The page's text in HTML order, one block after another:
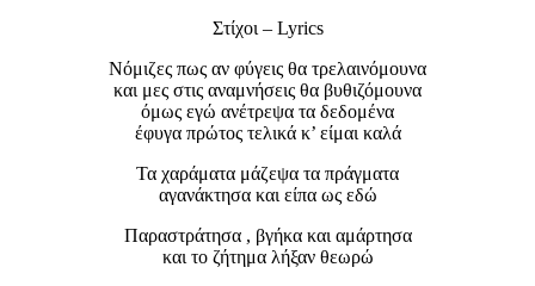
Στίχοι – Lyrics
Νόμιζες πως αν φύγεις θα τρελαινόμουνα
και μες στις αναμνήσεις θα βυθιζόμουνα
όμως εγώ ανέτρεψα τα δεδομένα
έφυγα πρώτος τελικά κ’ είμαι καλά
Τα χαράματα μάζεψα τα πράγματα
αγανάκτησα και είπα ως εδώ
Παραστράτησα , βγήκα και αμάρτησα
και το ζήτημα λήξαν θεωρώ